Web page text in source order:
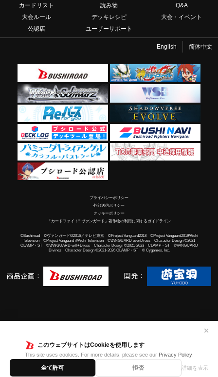
このウェブサイトはCookieを使用します
This site uses cookies. For more details, please see our Privacy Policy.
全て許可 拒否 詳細を表示
✕
カードリスト
読み物
Q&A
大会ルール
デッキレシピ
大会・イベント
公認店
ユーザーサポート
English 简体中文
プライバシーポリシー
外部送信ポリシー
クッキーポリシー
「カードファイト!! ヴァンガード」著作物の利用に関するガイドライン
©Bushiroad ©ヴァンガードG2016／テレビ東京 ©Project Vanguard2018 ©Project Vanguard2019/Aichi
Television ©Project Vanguard if/Aichi Television ©VANGUARD overDress Character Design ©2021
CLAMP・ST ©VANGUARD will+Dress Character Design ©2021-2023 CLAMP・ST ©VANGUARD
Divinez Character Design ©2021-2026 CLAMP・ST © Cygames, Inc.